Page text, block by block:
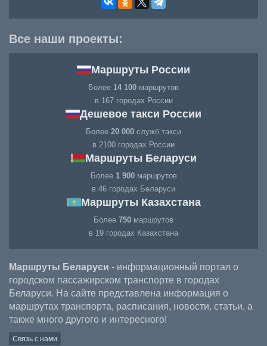
Все наши проекты:
Маршруты России
Более 14 100 маршрутов
в 167 городах России
Дешевое такси России
Более 20 000 служб такси
в 2100 городах России
Маршруты Беларуси
Более 1 900маршрутов
в 46 городах Беларуси
Маршруты Казахстана
Более 750 маршрутов
в 19 городах Казахстана
Маршруты Беларуси - информационный портал о
городском пассажирском транспорте в городах
Беларуси. На сайте представлена информация о
маршрутах транспорта, расписания, новости, статьи, а
также много другого и интересного!
Связь с нами